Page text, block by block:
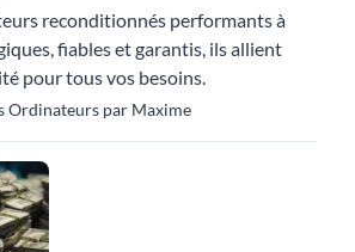
reconditionnés performants à
fiables et garantis, ils allient
pour tous vos besoins.
Ordinateurs par Maxime